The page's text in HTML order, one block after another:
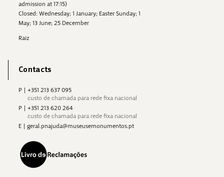
admission at 17:15)
Closed: Wednesday; 1 January; Easter Sunday; 1
May; 13 June; 25 December
Raiz
Contacts
P
+351 213 637 095
custo de chamada para rede fixa nacional
P
+351 213 620 264
custo de chamada para rede fixa nacional
E
geral.pnajuda@museusemonumentos.pt